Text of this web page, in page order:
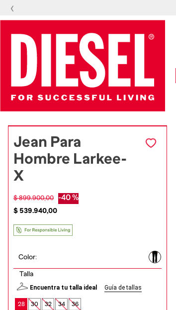
‹
Jean Para
Hombre Larkee-
X
$ 899.900,00 -40 %
$ 539.940,00
Color:
Talla
Encuentra tu talla ideal Guía de tallas
28 30 32 34 36